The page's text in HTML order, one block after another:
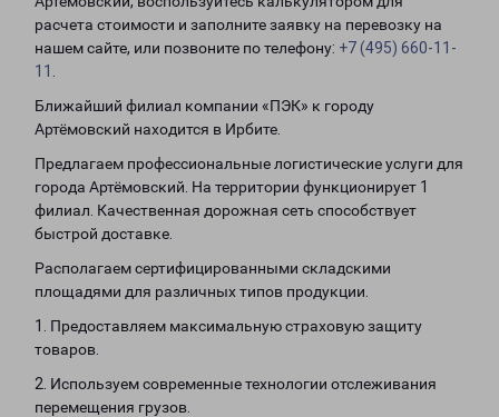
расчета стоимости и заполните заявку на перевозку на
нашем сайте, или позвоните по телефону: +7 (495) 660-11-
11
Ближайший филиал компании «ПЭК» к городу
Артёмовский находится в Ирбите.
Предлагаем профессиональные логистические услуги для
города Артёмовский. На территории функционирует 1
филиал. Качественная дорожная сеть способствует
быстрой доставке.
Располагаем сертифицированными складскими
площадями для различных типов продукции.
1. Предоставляем максимальную страховую защиту
товаров.
2. Используем современные технологии отслеживания
перемещения грузов.